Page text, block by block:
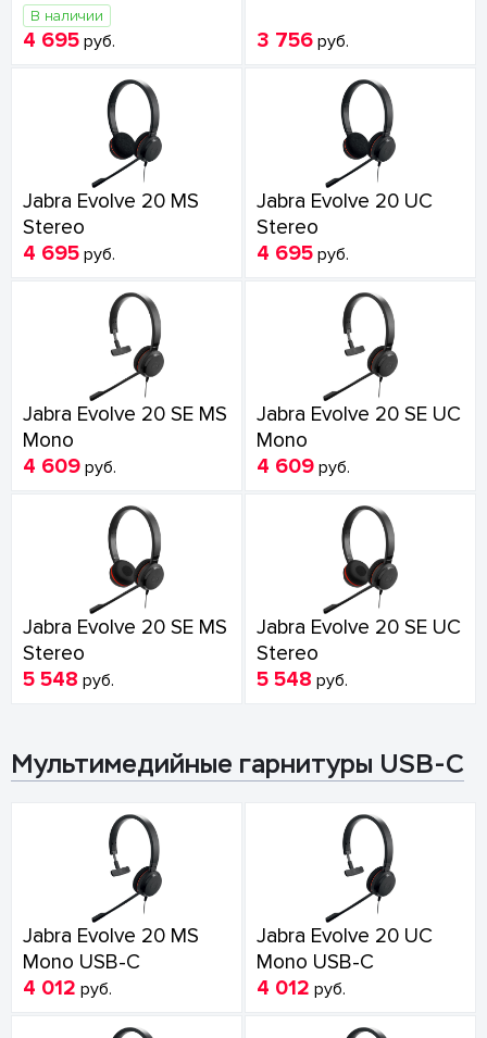
В наличии
4 695 руб.
3 756 руб.
Jabra Evolve 20 MS
Stereo
4 695 руб.
Jabra Evolve 20 UC
Stereo
4 695 руб.
Jabra Evolve 20 SE MS
Mono
4 609 руб.
Jabra Evolve 20 SE UC
Mono
4 609 руб.
Jabra Evolve 20 SE MS
Stereo
5 548 руб.
Jabra Evolve 20 SE UC
Stereo
5 548 руб.
Мультимедийные гарнитуры USB-C
Jabra Evolve 20 MS
Mono USB-C
4 012 руб.
Jabra Evolve 20 UC
Mono USB-C
4 012 руб.